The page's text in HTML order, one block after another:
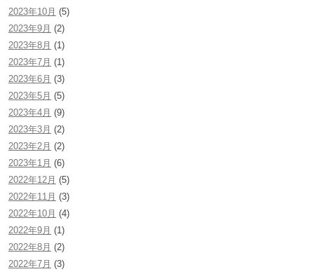
2023年10月 (5)
2023年9月 (2)
2023年8月 (1)
2023年7月 (1)
2023年6月 (3)
2023年5月 (5)
2023年4月 (9)
2023年3月 (2)
2023年2月 (2)
2023年1月 (6)
2022年12月 (5)
2022年11月 (3)
2022年10月 (4)
2022年9月 (1)
2022年8月 (2)
2022年7月 (3)